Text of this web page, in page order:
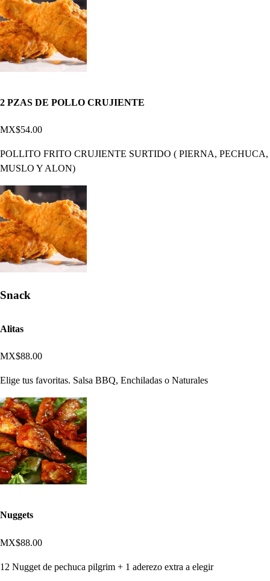
2 PZAS DE POLLO CRUJIENTE
MX$54.00
POLLITO FRITO CRUJIENTE SURTIDO ( PIERNA, PECHUCA,
MUSLO Y ALON)
Snack
Alitas
MX$88.00
Elige tus favoritas. Salsa BBQ, Enchiladas o Naturales
Nuggets
MX$88.00
12 Nugget de pechuca pilgrim + 1 aderezo extra a elegir